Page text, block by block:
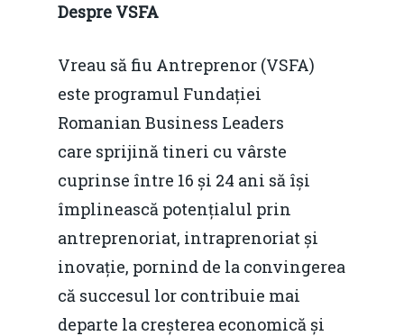
Despre VSFA
Vreau să fiu Antreprenor (VSFA)
este programul Fundației
Romanian Business Leaders
care sprijină tineri cu vârste
cuprinse între 16 și 24 ani să își
împlinească potențialul prin
antreprenoriat, intraprenoriat și
inovație, pornind de la convingerea
că succesul lor contribuie mai
departe la creșterea economică și